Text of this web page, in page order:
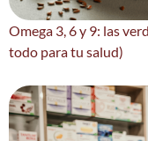
Omega 3, 6 y 9: las
todo para tu salud)